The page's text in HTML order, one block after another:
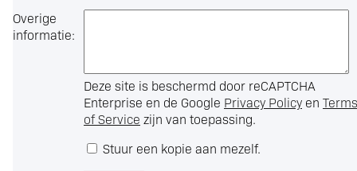
Overige
informatie:
Deze site is beschermd door reCAPTCHA
Enterprise en de Google Privacy Policy en Terms
of Service zijn van toepassing.
Stuur een kopie aan mezelf.